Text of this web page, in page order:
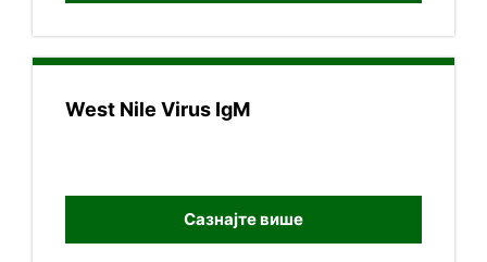
West Nile Virus IgM
Сазнајте више